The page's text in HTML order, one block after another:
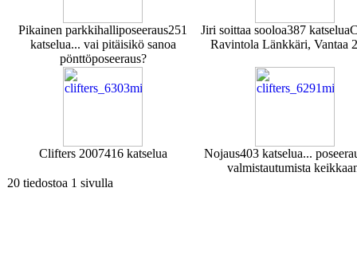
Pikainen parkkihalliposeeraus251
katselua... vai pitäisikö sanoa
pönttöposeeraus?
Jiri soittaa sooloa387 katselua
Ravintola Länkkäri, Vantaa
Clifters 2007416 katselua Nojaus403 katselua...
valmistautumista
20 tiedostoa 1 sivulla